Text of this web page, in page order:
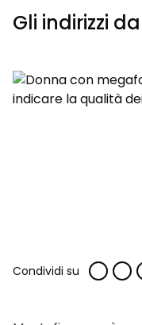
Gli indirizzi
Condividi su